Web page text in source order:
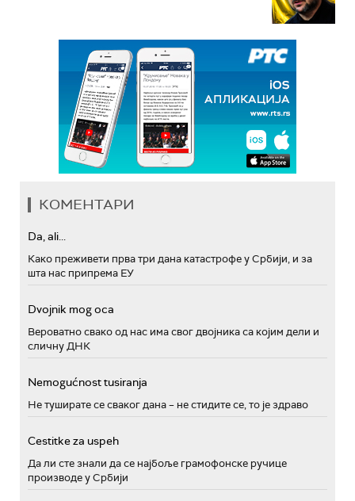
КОМЕНТАРИ
Da, ali...
Како преживети прва три дана катастрофе у Србији, и за
шта нас припрема ЕУ
Dvojnik mog oca
Вероватно свако од нас има свог двојника са којим дели и
сличну ДНК
Nemogućnost tusiranja
Не туширате се сваког дана – не стидите се, то је здраво
Cestitke za uspeh
Да ли сте знали да се најбоље грамофонске ручице
производе у Србији